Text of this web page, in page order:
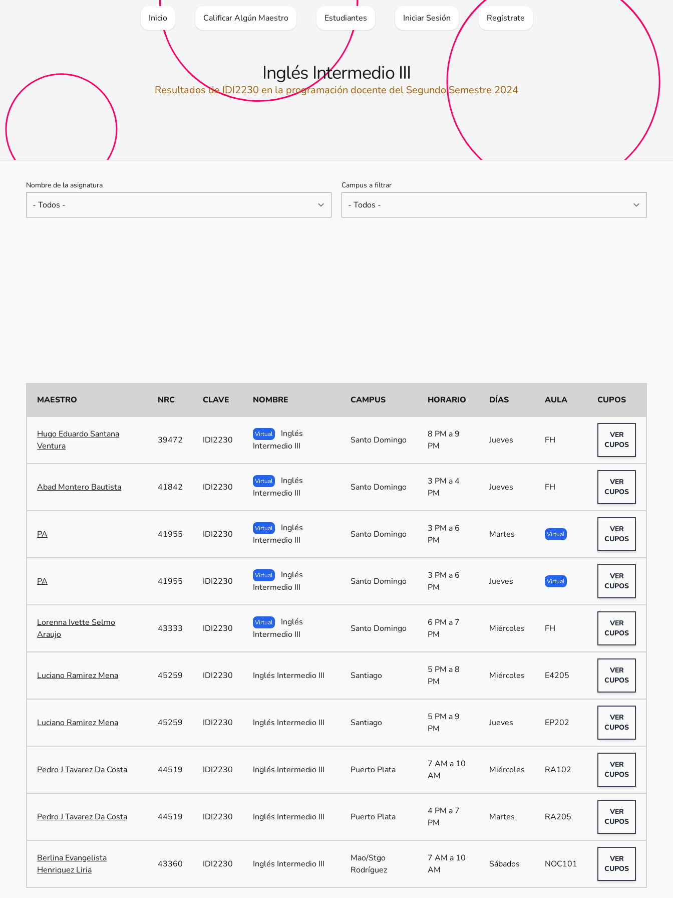
Inicio Calificar Algún Maestro Estudiantes Iniciar Sesión Regístrate
Inglés Intermedio III
Resultados de IDI2230 en la programación docente del Segundo Semestre 2024
Nombre de la asignatura Campus a filtrar
MAESTRO NRC CLAVE NOMBRE CAMPUS HORARIO DÍAS AULA CUPOS
Hugo Eduardo Santana
Ventura
39472 IDI2230
Virtual
Inglés
Intermedio III
Santo Domingo
8 PM a 9
PM
Jueves FH
VER
CUPOS
Abad Montero Bautista 41842 IDI2230
Virtual
Inglés
Intermedio III
Santo Domingo
3 PM a 4
PM
Jueves FH
VER
CUPOS
PA 41955 IDI2230
Virtual
Inglés
Intermedio III
Santo Domingo
3 PM a 6
PM
Martes Virtual
VER
CUPOS
PA 41955 IDI2230
Virtual
Inglés
Intermedio III
Santo Domingo
3 PM a 6
PM
Jueves Virtual
VER
CUPOS
Lorenna Ivette Selmo
Araujo
43333 IDI2230
Virtual
Inglés
Intermedio III
Santo Domingo
6 PM a 7
PM
Miércoles FH
VER
CUPOS
Luciano Ramirez Mena 45259 IDI2230 Inglés Intermedio III Santiago
5 PM a 8
PM
Miércoles E4205
VER
CUPOS
Luciano Ramirez Mena 45259 IDI2230 Inglés Intermedio III Santiago
5 PM a 9
PM
Jueves EP202
VER
CUPOS
Pedro J Tavarez Da Costa 44519 IDI2230 Inglés Intermedio III Puerto Plata
7 AM a 10
AM
Miércoles RA102
VER
CUPOS
Pedro J Tavarez Da Costa 44519 IDI2230 Inglés Intermedio III Puerto Plata
4 PM a 7
PM
Martes RA205
VER
CUPOS
Berlina Evangelista
Henriquez Liria
43360 IDI2230 Inglés Intermedio III
Mao/Stgo
Rodríguez
7 AM a 10
AM
Sábados NOC101
VER
CUPOS